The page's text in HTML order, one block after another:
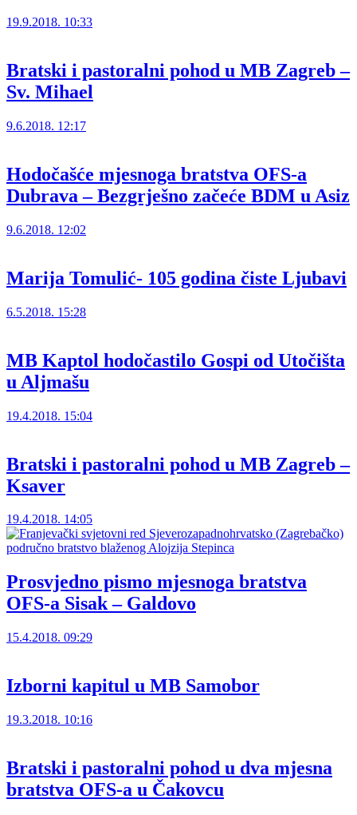
19.9.2018. 10:33
Bratski i pastoralni pohod u MB Zagreb –
Sv. Mihael
9.6.2018. 12:17
Hodočašće mjesnoga bratstva OFS-a
Dubrava – Bezgrješno začeće BDM u Asiz
9.6.2018. 12:02
Marija Tomulić- 105 godina čiste Ljubavi
6.5.2018. 15:28
MB Kaptol hodočastilo Gospi od Utočišta
u Aljmašu
19.4.2018. 15:04
Bratski i pastoralni pohod u MB Zagreb –
Ksaver
19.4.2018. 14:05
Prosvjedno pismo mjesnoga bratstva
OFS-a Sisak – Galdovo
15.4.2018. 09:29
Izborni kapitul u MB Samobor
19.3.2018. 10:16
Bratski i pastoralni pohod u dva mjesna
bratstva OFS-a u Čakovcu